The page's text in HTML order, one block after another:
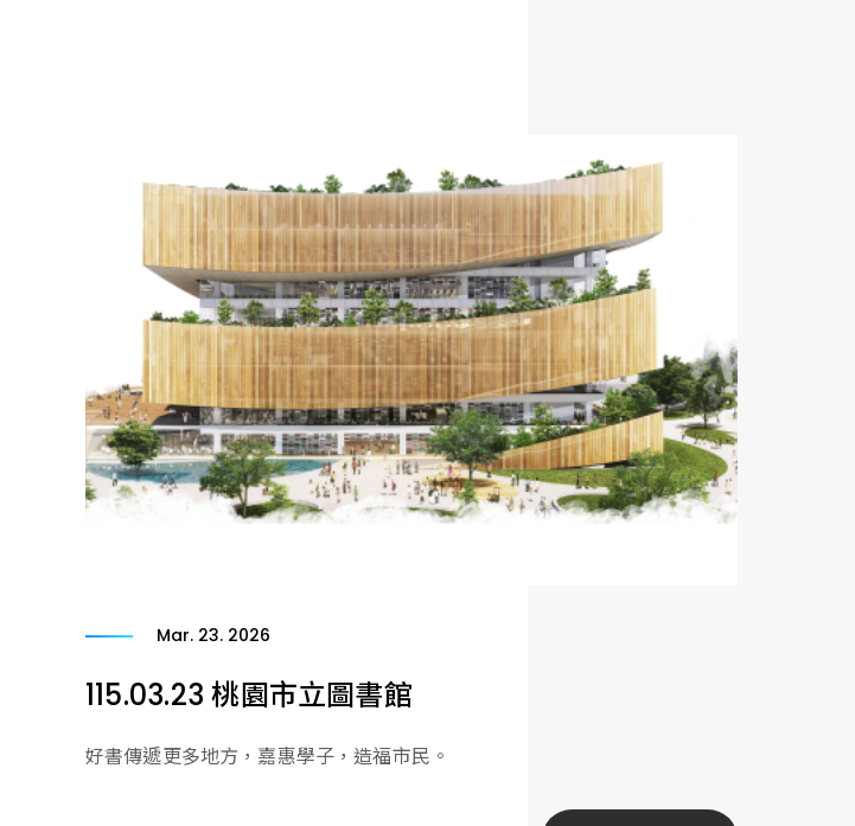
Mar. 23. 2026
115.03.23 桃園市立圖書館
好書傳遞更多地方，嘉惠學子，造福市民。